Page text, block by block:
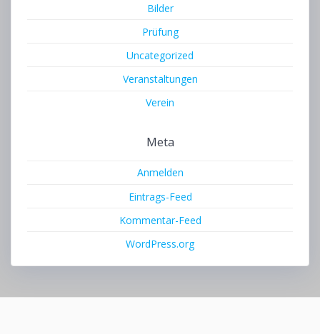
Bilder
Prüfung
Uncategorized
Veranstaltungen
Verein
Meta
Anmelden
Eintrags-Feed
Kommentar-Feed
WordPress.org